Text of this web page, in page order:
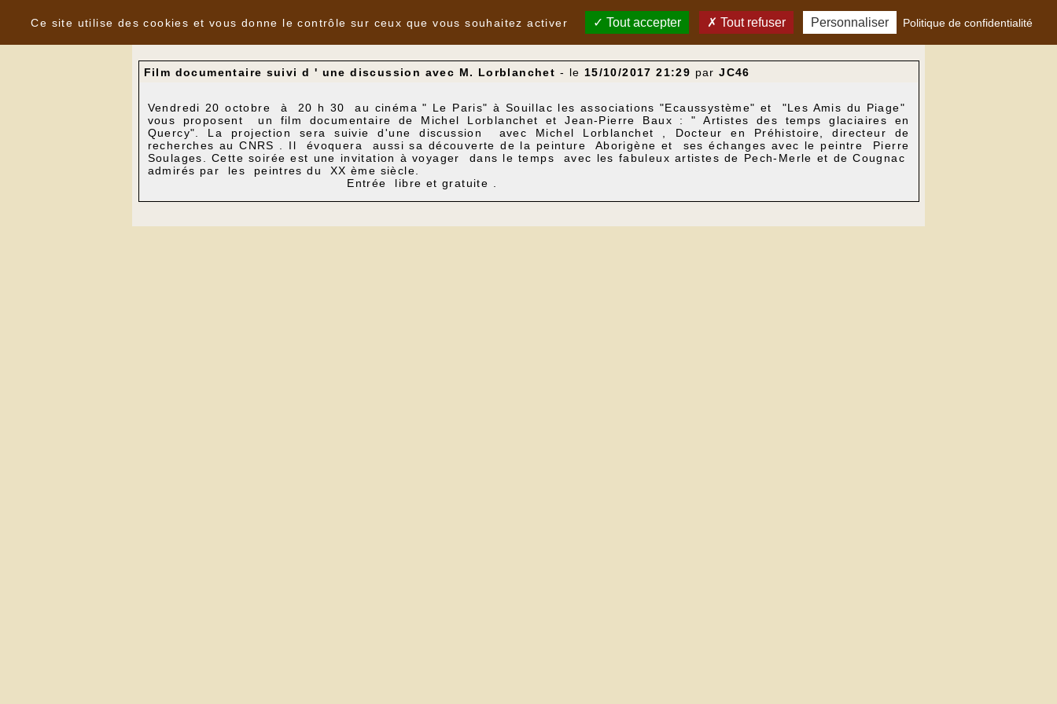
Nouvelles
Film documentaire suivi d ' une discussion avec M. Lorblanchet - le 15/10/2017 21:29 parJC46
Vendredi 20 octobre à 20 h 30 au cinéma " Le Paris" à Souillac les associations "Ecaussystème" et "Les Amis du Piage"
vous proposent un film documentaire de Michel Lorblanchet et Jean-Pierre Baux : " Artistes des temps glaciaires en
Quercy". La projection sera suivie d'une discussion avec Michel Lorblanchet , Docteur en Préhistoire, directeur de
recherches au CNRS . Il évoquera aussi sa découverte de la peinture Aborigène et ses échanges avec le peintre Pierre
Soulages. Cette soirée est une invitation à voyager dans le temps avec les fabuleux artistes de Pech-Merle et de Cougnac
admirés par les peintres du XX ème siècle.
Entrée libre et gratuite .
Ce site utilise des cookies et vous donne le contrôle sur ceux que vous souhaitez activer
Tout accepter Tout refuser Personnaliser Politique de confidentialité